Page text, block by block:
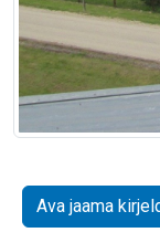
Ava jaama